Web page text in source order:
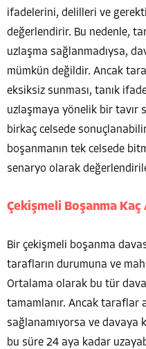
ifadelerini, delilleri ve
değerlendirir. Bu nedenle,
uzlaşma sağlanmadıysa,
mümkün değildir. Ancak
eksiksiz sunması, tanık
uzlaşmaya yönelik bir tavır
birkaç celsede
boşanmanın tek celsede
senaryo olarak
Çekişmeli Boşanma Kaç
Bir çekişmeli boşanma
tarafların durumuna ve
Ortalama olarak bu tür
tamamlanır. Ancak taraflar
sağlanamıyorsa ve davaya
bu süre 24 aya kadar